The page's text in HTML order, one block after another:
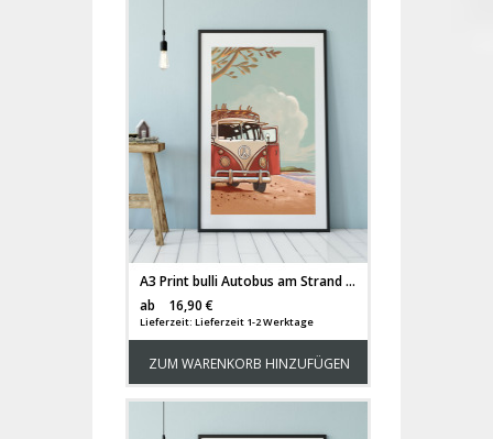
A3 Print bulli Autobus am Strand Poster Bus Plakat Kleinbus Van Druck farbig p111
ab
16,90 €
Lieferzeit: Lieferzeit 1-2 Werktage
ZUM WARENKORB HINZUFÜGEN